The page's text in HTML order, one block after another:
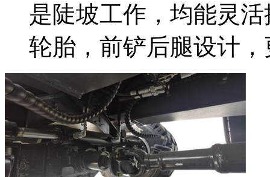
是陡坡工作，均能灵
轮胎，前铲后腿设计